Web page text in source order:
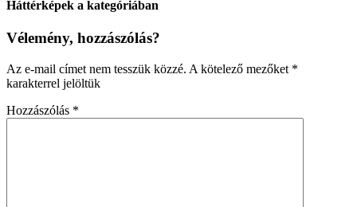
Háttérképek a kategóriában
Vélemény, hozzászólás?
Az e-mail címet nem tesszük közzé. A kötelező mezőket *
karakterrel jelöltük
Hozzászólás *